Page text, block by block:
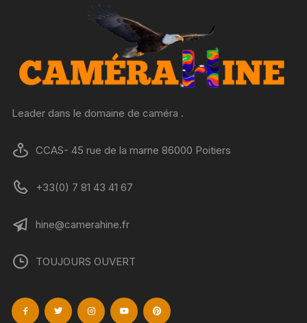
Leader dans le domaine de caméra .
CCAS- 45 rue de la marne 86000 Poitiers
+33(0) 7 81 43 41 67
hine@camerahine.fr
TOUJOURS OUVERT